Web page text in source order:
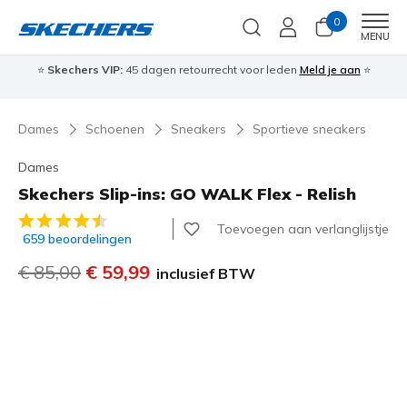
0
MENU
⭐ Skechers VIP:45 dagen retourrecht voor leden Meld je aan ⭐
Dames Schoenen Sneakers Sportieve sneakers
Dames
Skechers Slip-ins: GO WALK Flex - Relish
5 van de 5 klantbeoordelingen
659 beoordelingen
Toevoegen aan verlanglijstje
Prijs verlaagd van
€ 85,00 naar
€ 59,99 inclusief BTW